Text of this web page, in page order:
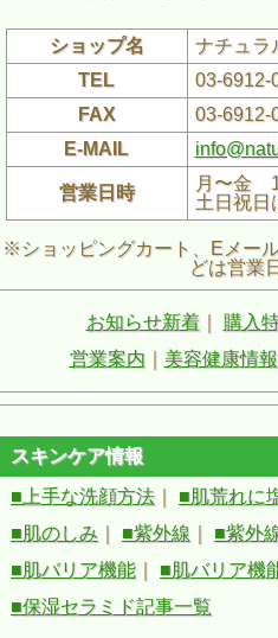
ショップ名
ナチュラ
TEL
03-6912-
FAX
03-6912-
E-MAIL
営業日時
月〜金
土日祝日
※ショッピングカート、Eメー
どは営業
お知らせ新着｜ 購入
営業案内
美容健康情報
スキンケア情報
■上手な洗顔方法
■肌荒れに
■肌のしみ
■紫外線
■紫外
■肌バリア機能
■肌バリア機
■保湿セラミド記事一覧